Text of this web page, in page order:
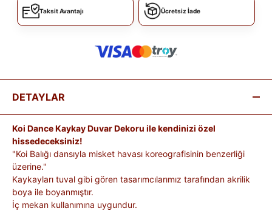
Taksit Avantajı Ücretsiz İade
DETAYLAR
Koi Dance Kaykay Duvar Dekoru ile kendinizi özel
hissedeceksiniz!
"Koi Balığı dansıyla misket havası koreografisinin benzerliği
üzerine."
Kaykayları tuval gibi gören tasarımcılarımız tarafından akrilik
boya ile boyanmıştır.
İç mekan kullanımına uygundur.